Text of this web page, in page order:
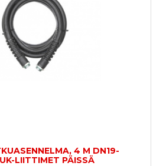
4 M DN19-
LIITTIMET PÄISSÄ